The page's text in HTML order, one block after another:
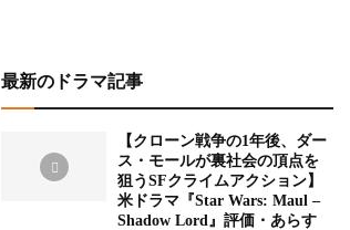
最新のドラマ記事
【クローン戦争の1年後、ダー
ス・モールが裏社会の頂点を
狙うSFクライムアクション】
米ドラマ『Star Wars: Maul –
Shadow Lord』評価・あらす